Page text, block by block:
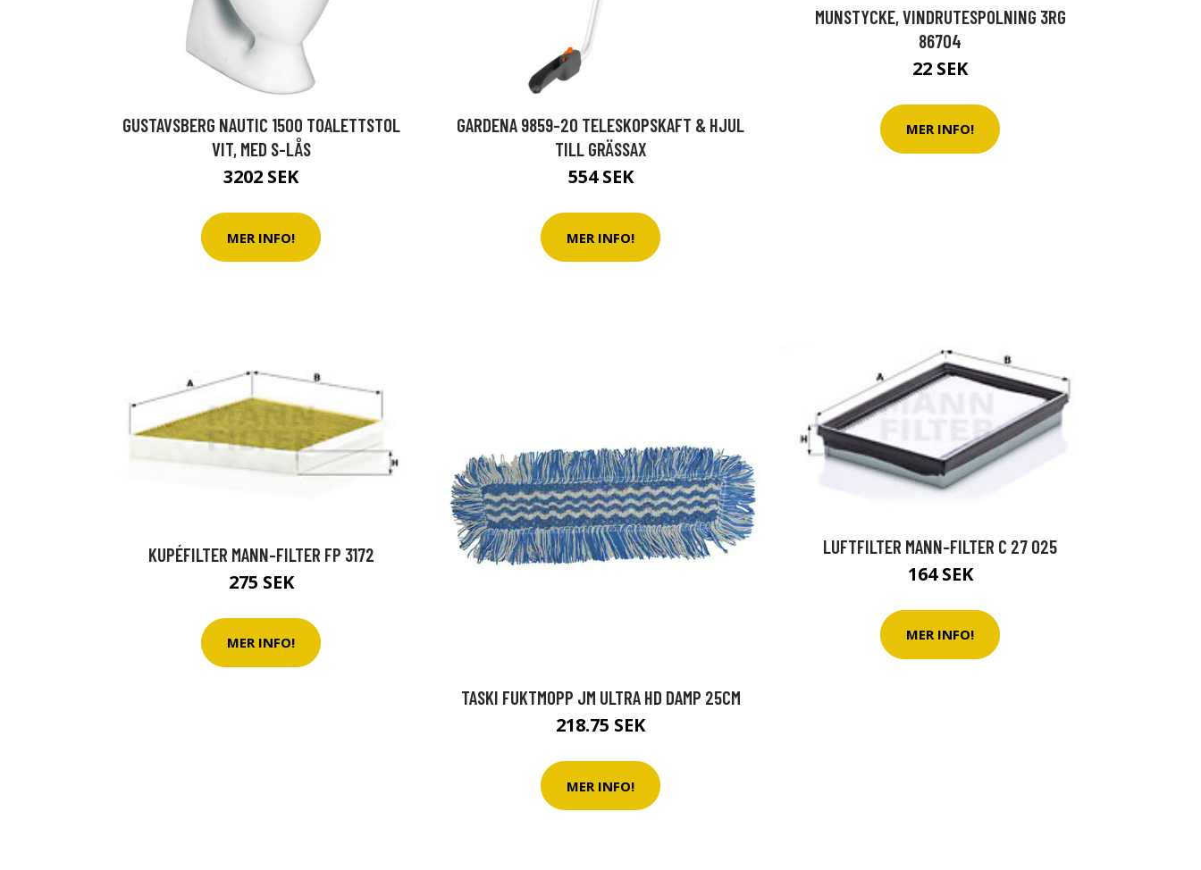
GUSTAVSBERG NAUTIC 1500 TOALETTSTOL
VIT, MED S-LÅS
3202 SEK
MER INFO!
GARDENA 9859-20 TELESKOPSKAFT & HJUL
TILL GRÄSSAX
554 SEK
MER INFO!
MUNSTYCKE, VINDRUTESPOLNING 3RG
86704
22 SEK
MER INFO!
KUPÉFILTER MANN-FILTER FP 3172
275 SEK
MER INFO!
TASKI FUKTMOPP JM ULTRA HD DAMP 25CM
218.75 SEK
MER INFO!
LUFTFILTER MANN-FILTER C 27 025
164 SEK
MER INFO!